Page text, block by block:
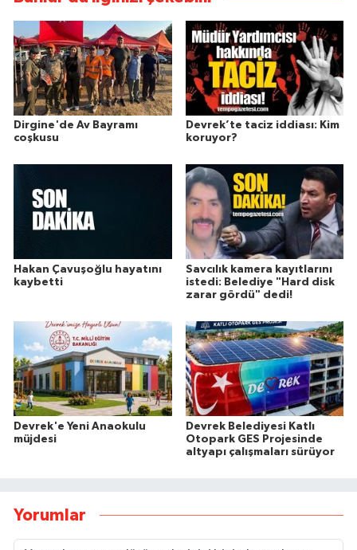
Dirgine'de Av Bayramı
coşkusu
Devrek’te taciz iddiası: Kim
koruyor?
Hakan Çavuşoğlu hayatını
kaybetti
Savcılık kamera kayıtlarını
istedi: Belediye "Hard disk
zarar gördü" dedi!
Devrek'e Yeni Anaokulu
müjdesi
Devrek Belediyesi Katlı
Otopark GES Projesinde
altyapı çalışmaları sürüyor
Yorumlar